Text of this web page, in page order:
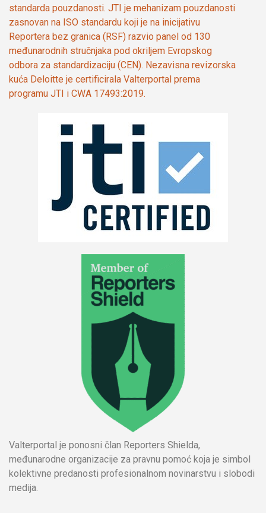
standarda pouzdanosti. JTI je mehanizam pouzdanosti
zasnovan na ISO standardu koji je na inicijativu
Reportera bez granica (RSF) razvio panel od 130
međunarodnih stručnjaka pod okriljem Evropskog
odbora za standardizaciju (CEN). Nezavisna revizorska
kuća Deloitte je certificirala Valterportal prema
programu JTI i CWA 17493:2019.
Valterportal je ponosni član Reporters Shielda,
međunarodne organizacije za pravnu pomoć koja je simbol
kolektivne predanosti profesionalnom novinarstvu i slobodi
medija.